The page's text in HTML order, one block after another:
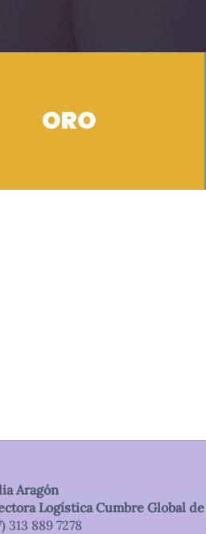
ORO
Aragón
Logística Cumbre Global
313 889 7278